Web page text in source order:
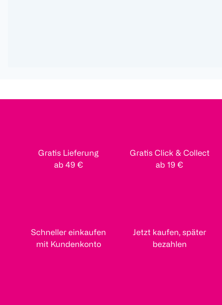
Gratis Lieferung
ab 49 €
Gratis Click & Collect
ab 19 €
Schneller einkaufen
mit Kundenkonto
Jetzt kaufen, später
bezahlen